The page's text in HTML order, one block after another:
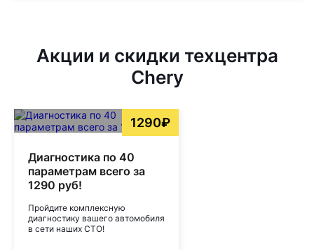
Акции и скидки техцентра
Chery
1290₽
Диагностика по 40
параметрам всего за
1290 руб!
Пройдите комплексную
диагностику вашего автомобиля
в сети наших СТО!